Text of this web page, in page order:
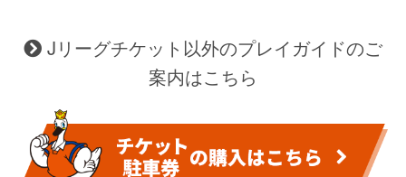
Jリーグチケット以外のプレイガイドのご
案内はこちら